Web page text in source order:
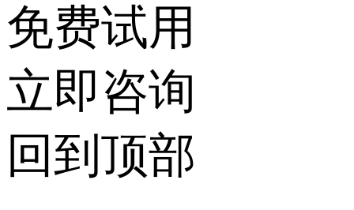
免费试用
立即咨询
回到顶部